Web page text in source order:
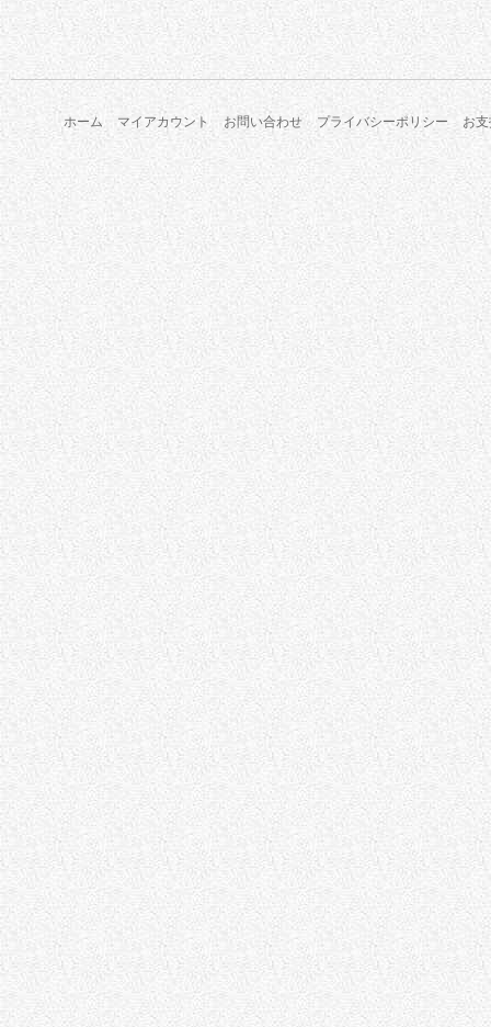
ホーム マイアカウント お問い合わせ プライバシーポリシー お